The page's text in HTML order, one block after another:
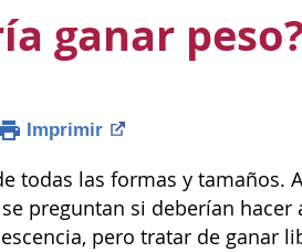
ganar
Imprimir
todas las formas y tamaños.
preguntan si deberían
pero tratar de ganar